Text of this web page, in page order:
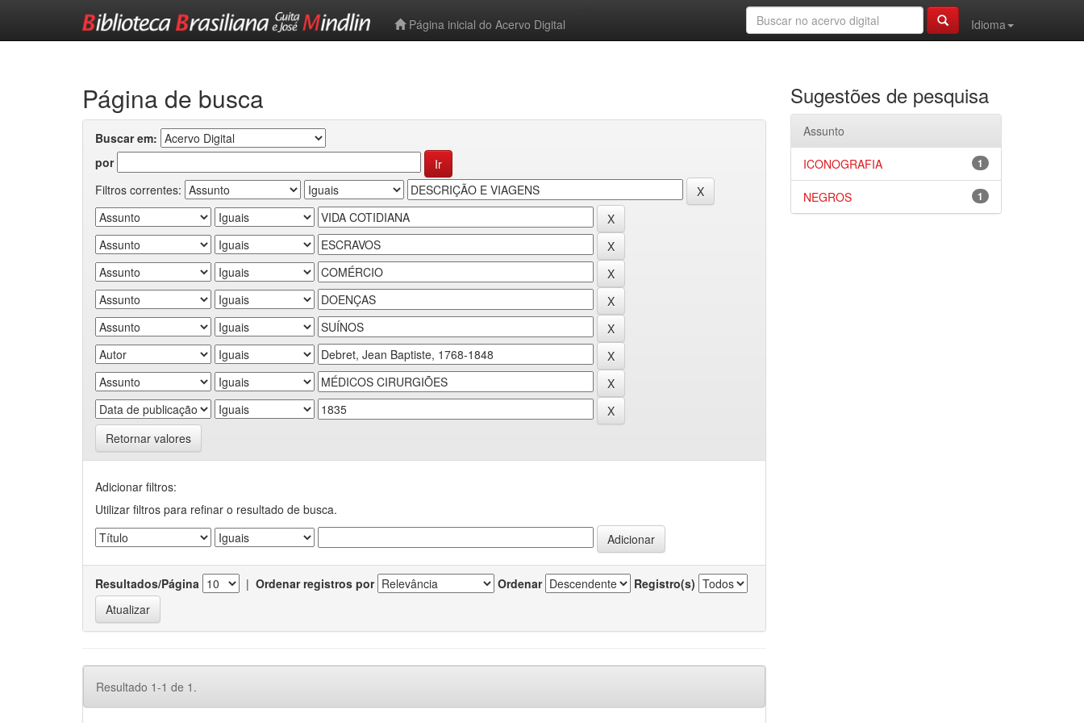
Página inicial do Acervo Digital
Idioma
Página de busca
Buscar em:
por
Filtros correntes:
Retornar valores
Adicionar filtros:
Utilizar filtros para refinar o resultado de busca.
Resultados/Página | Ordenar registros por Ordenar Registro(s)
Resultado 1-1 de 1.
Sugestões de pesquisa
Assunto
1
ICONOGRAFIA
1
NEGROS